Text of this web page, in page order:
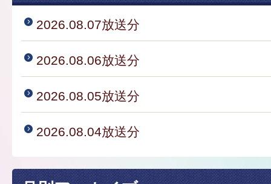
2026.08.07放送分
2026.08.06放送分
2026.08.05放送分
2026.08.04放送分